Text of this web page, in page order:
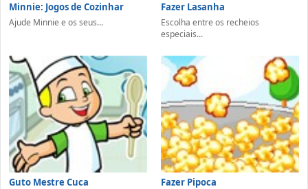
Minnie: Jogos de Cozinhar
Ajude Minnie e os seus...
Fazer Lasanha
Escolha entre os recheios
especiais...
Guto Mestre Cuca Fazer Pipoca